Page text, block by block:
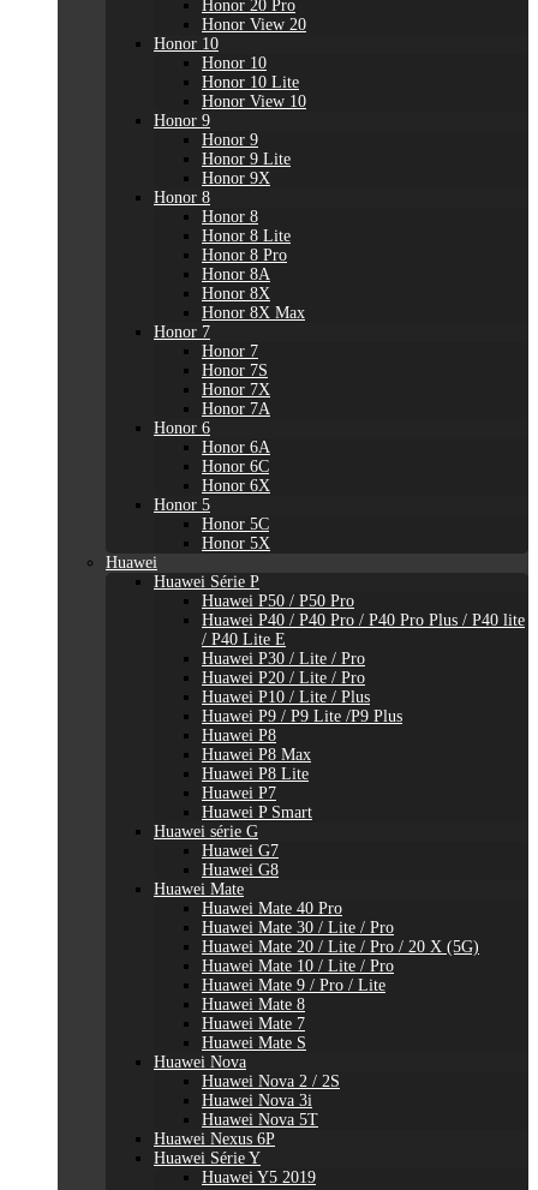
Honor 20 Pro
Honor View 20
Honor 10
Honor 10
Honor 10 Lite
Honor View 10
Honor 9
Honor 9
Honor 9 Lite
Honor 9X
Honor 8
Honor 8
Honor 8 Lite
Honor 8 Pro
Honor 8A
Honor 8X
Honor 8X Max
Honor 7
Honor 7
Honor 7S
Honor 7X
Honor 7A
Honor 6
Honor 6A
Honor 6C
Honor 6X
Honor 5
Honor 5C
Honor 5X
Huawei
Huawei Série P
Huawei P50 / P50 Pro
Huawei P40 / P40 Pro / P40 Pro Plus / P40 lite
/ P40 Lite E
Huawei P30 / Lite / Pro
Huawei P20 / Lite / Pro
Huawei P10 / Lite / Plus
Huawei P9 / P9 Lite /P9 Plus
Huawei P8
Huawei P8 Max
Huawei P8 Lite
Huawei P7
Huawei P Smart
Huawei série G
Huawei G7
Huawei G8
Huawei Mate
Huawei Mate 40 Pro
Huawei Mate 30 / Lite / Pro
Huawei Mate 20 / Lite / Pro / 20 X (5G)
Huawei Mate 10 / Lite / Pro
Huawei Mate 9 / Pro / Lite
Huawei Mate 8
Huawei Mate 7
Huawei Mate S
Huawei Nova
Huawei Nova 2 / 2S
Huawei Nova 3i
Huawei Nova 5T
Huawei Nexus 6P
Huawei Série Y
Huawei Y5 2019